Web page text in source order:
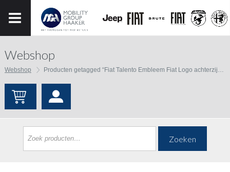
Webshop
Webshop Producten getagged “Fiat Talento Embleem Fiat Logo achterzijde”
Zoeken